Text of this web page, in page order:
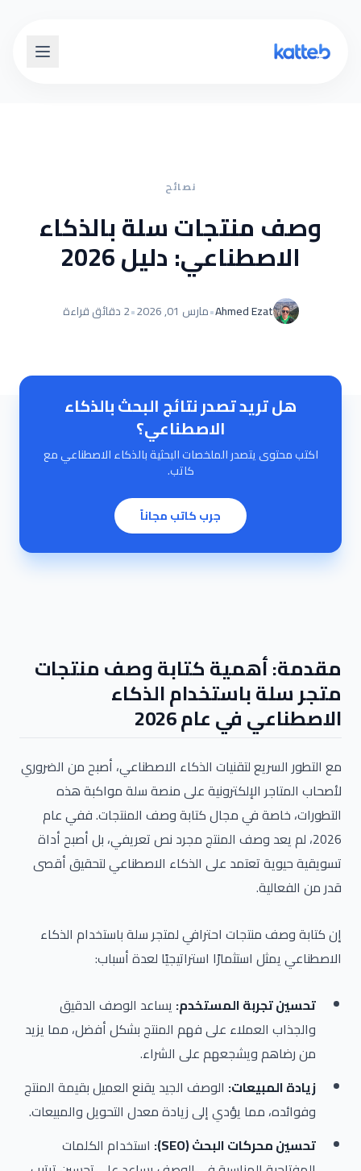
نصائح
وصف منتجات سلة بالذكاء
الاصطناعي: دليل 2026
Ahmed Ezat
•مارس 01, 2026 •2 دقائق قراءة
هل تريد تصدر نتائج البحث بالذكاء
الاصطناعي؟
اكتب محتوى يتصدر الملخصات البحثية بالذكاء الاصطناعي مع
كاتب.
جرب كاتب مجاناً
مقدمة: أهمية كتابة وصف منتجات
متجر سلة باستخدام الذكاء
الاصطناعي في عام 2026
مع التطور السريع لتقنيات الذكاء الاصطناعي، أصبح من الضروري
لأصحاب المتاجر الإلكترونية على منصة سلة مواكبة هذه
التطورات، خاصة في مجال كتابة وصف المنتجات. ففي عام
2026، لم يعد وصف المنتج مجرد نص تعريفي، بل أصبح أداة
تسويقية حيوية تعتمد على الذكاء الاصطناعي لتحقيق أقصى
قدر من الفعالية.
إن كتابة وصف منتجات احترافي لمتجر سلة باستخدام الذكاء
الاصطناعي يمثل استثمارًا استراتيجيًا لعدة أسباب:
تحسين تجربة المستخدم: يساعد الوصف الدقيق
والجذاب العملاء على فهم المنتج بشكل أفضل، مما يزيد
من رضاهم ويشجعهم على الشراء.
زيادة المبيعات: الوصف الجيد يقنع العميل بقيمة المنتج
وفوائده، مما يؤدي إلى زيادة معدل التحويل والمبيعات.
تحسين محركات البحث (SEO):
استخدام الكلمات